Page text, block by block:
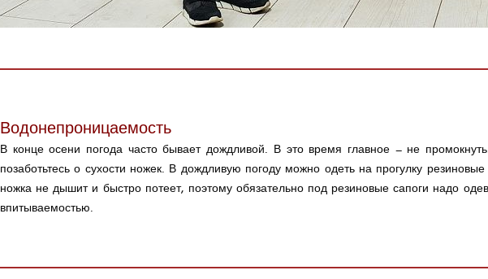
Водонепроницаемость
В конце осени погода часто бывает дождливой. В это время главное – не
позаботьтесь о сухости ножек. В дождливую погоду можно одеть на прогулку
ножка не дышит и быстро потеет, поэтому обязательно под резиновые сапоги надо
впитываемостью.